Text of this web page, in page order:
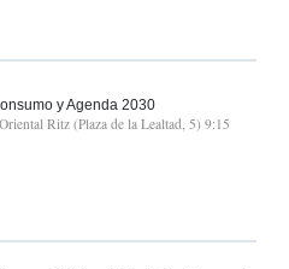
y Agenda 2030
Ritz (Plaza de la Lealtad, 5) 9:15